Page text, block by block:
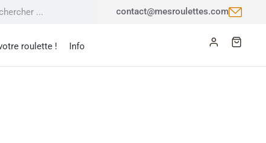
contact@mesroulettes.com
roulette ! Info